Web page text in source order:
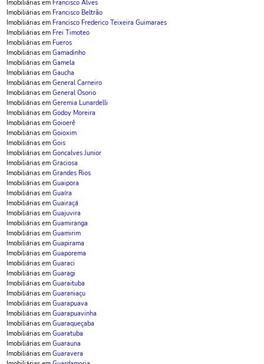
Imobiliárias em Francisco Alves
Imobiliárias em Francisco Beltrão
Imobiliárias em Francisco Frederico Teixeira Guimaraes
Imobiliárias em Frei Timoteo
Imobiliárias em Fueros
Imobiliárias em Gamadinho
Imobiliárias em Gamela
Imobiliárias em Gaucha
Imobiliárias em General Carneiro
Imobiliárias em General Osorio
Imobiliárias em Geremia Lunardelli
Imobiliárias em Godoy Moreira
Imobiliárias em Goioerê
Imobiliárias em Goioxim
Imobiliárias em Gois
Imobiliárias em Goncalves Junior
Imobiliárias em Graciosa
Imobiliárias em Grandes Rios
Imobiliárias em Guaipora
Imobiliárias em Guaíra
Imobiliárias em Guairaçá
Imobiliárias em Guajuvira
Imobiliárias em Guamiranga
Imobiliárias em Guamirim
Imobiliárias em Guapirama
Imobiliárias em Guaporema
Imobiliárias em Guaraci
Imobiliárias em Guaragi
Imobiliárias em Guaraituba
Imobiliárias em Guaraniaçu
Imobiliárias em Guarapuava
Imobiliárias em Guarapuavinha
Imobiliárias em Guaraqueçaba
Imobiliárias em Guaratuba
Imobiliárias em Guarauna
Imobiliárias em Guaravera